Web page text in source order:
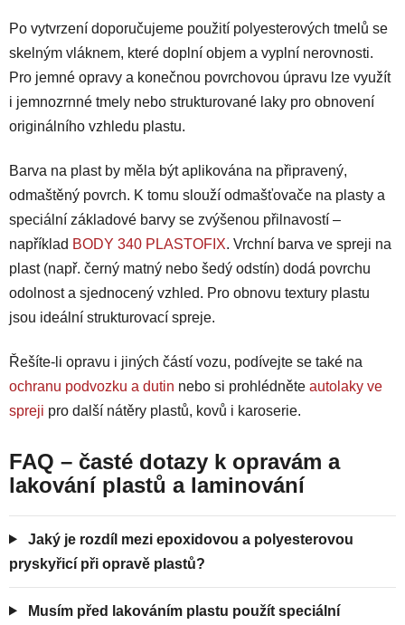
v
ý
i
s
Po vytvrzení doporučujeme použití polyesterových tmelů se
skelným vláknem, které doplní objem a vyplní nerovnosti.
Pro jemné opravy a konečnou povrchovou úpravu lze využít
i jemnozrnné tmely nebo strukturované laky pro obnovení
originálního vzhledu plastu.
Barva na plast by měla být aplikována na připravený,
odmaštěný povrch. K tomu slouží odmašťovače na plasty a
speciální základové barvy se zvýšenou přilnavostí –
například BODY 340 PLASTOFIX. Vrchní barva ve spreji na
plast (např. černý matný nebo šedý odstín) dodá povrchu
odolnost a sjednocený vzhled. Pro obnovu textury plastu
jsou ideální strukturovací spreje.
Řešíte-li opravu i jiných částí vozu, podívejte se také na
ochranu podvozku a dutin nebo si prohlédněte autolaky ve
spreji pro další nátěry plastů, kovů i karoserie.
FAQ – časté dotazy k opravám a
lakování plastů a laminování
Jaký je rozdíl mezi epoxidovou a polyesterovou
pryskyřicí při opravě plastů?
Musím před lakováním plastu použít speciální